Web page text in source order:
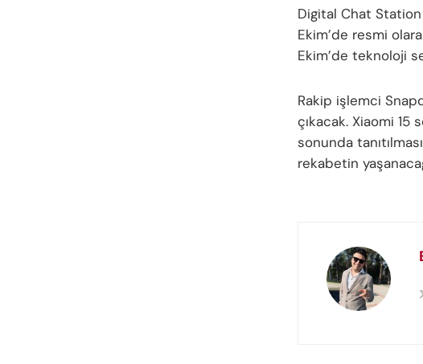
Digital Chat Station
Ekim’de resmi
Ekim’de teknoloji
Rakip işlemci
çıkacak. Xiaomi 15
sonunda
rekabetin